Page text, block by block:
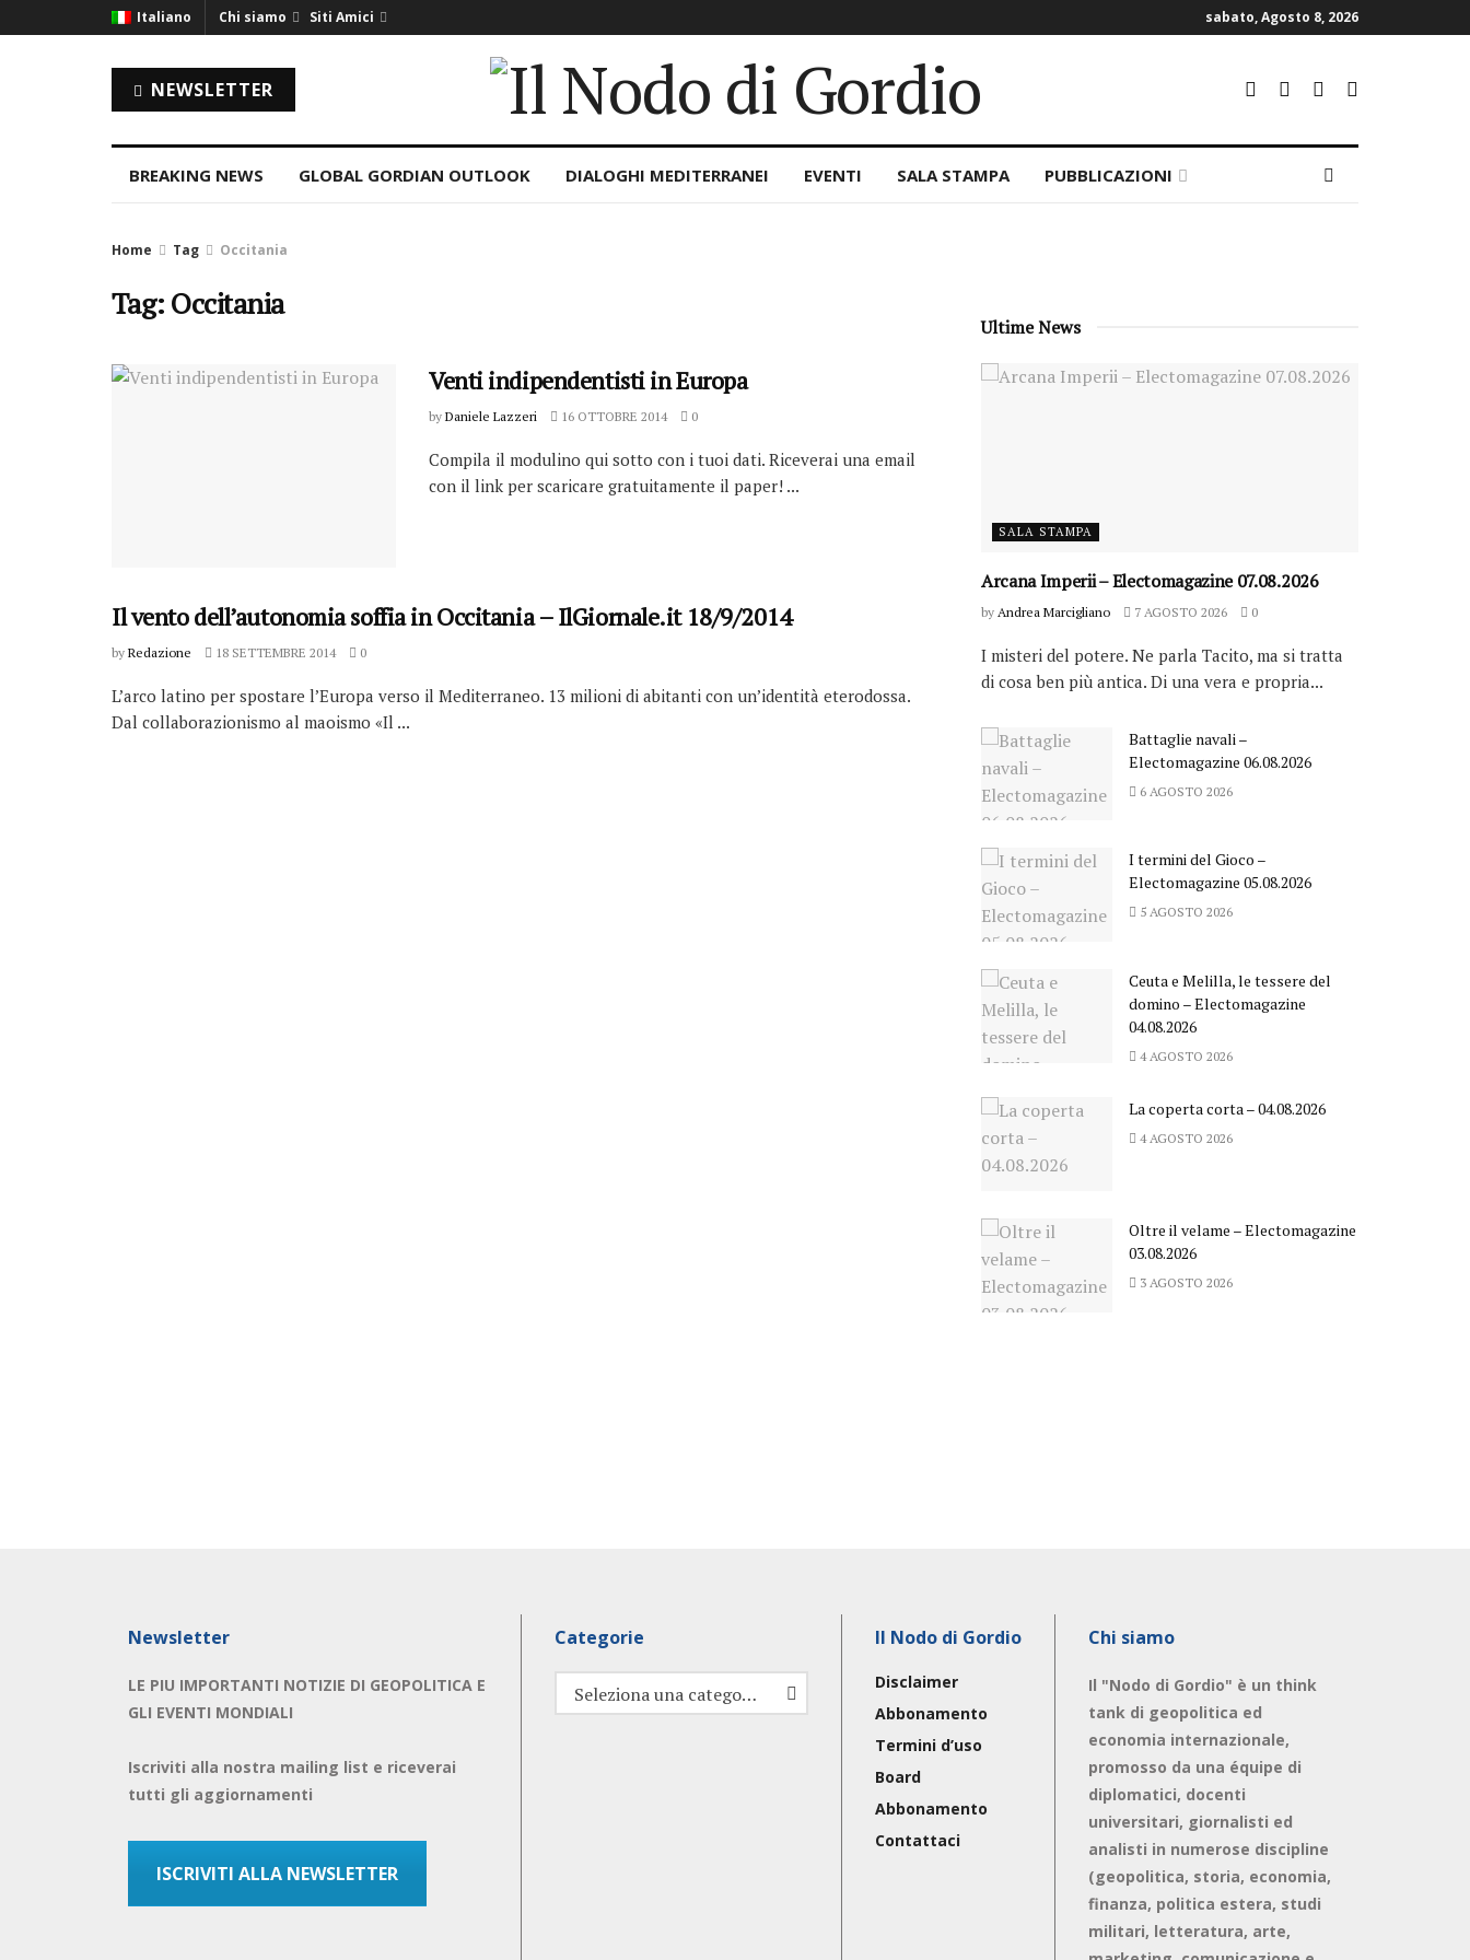
Italiano Chi siamo Siti Amici sabato, Agosto 8, 2026
NEWSLETTER
BREAKING NEWS GLOBAL GORDIAN OUTLOOK DIALOGHI MEDITERRANEI EVENTI SALA STAMPA PUBBLICAZIONI
Home Tag Occitania
Tag: Occitania
Venti indipendentisti in Europa
by Daniele Lazzeri 16 OTTOBRE 2014 0
Compila il modulino qui sotto con i tuoi dati. Riceverai una email
con il link per scaricare gratuitamente il paper! ...
Il vento dell’autonomia soffia in Occitania – IlGiornale.it 18/9/2014
by Redazione 18 SETTEMBRE 2014 0
L’arco latino per spostare l’Europa verso il Mediterraneo. 13 milioni di abitanti con un’identità eterodossa.
Dal collaborazionismo al maoismo «Il ...
Ultime News
SALA STAMPA
Arcana Imperii – Electomagazine 07.08.2026
by Andrea Marcigliano 7 AGOSTO 2026 0
I misteri del potere. Ne parla Tacito, ma si tratta
di cosa ben più antica. Di una vera e propria...
Battaglie navali –
Electomagazine 06.08.2026
6 AGOSTO 2026
I termini del Gioco –
Electomagazine 05.08.2026
5 AGOSTO 2026
Ceuta e Melilla, le tessere del
domino – Electomagazine
04.08.2026
4 AGOSTO 2026
La coperta corta – 04.08.2026
4 AGOSTO 2026
Oltre il velame – Electomagazine
03.08.2026
3 AGOSTO 2026
Newsletter
LE PIU IMPORTANTI NOTIZIE DI GEOPOLITICA E
GLI EVENTI MONDIALI
Iscriviti alla nostra mailing list e riceverai
tutti gli aggiornamenti
ISCRIVITI ALLA NEWSLETTER
Categorie
Categorie Seleziona una categoria
Il Nodo di Gordio
Disclaimer
Abbonamento
Termini d’uso
Board
Abbonamento
Contattaci
Chi siamo
Il "Nodo di Gordio" è un think
tank di geopolitica ed
economia internazionale,
promosso da una équipe di
diplomatici, docenti
universitari, giornalisti ed
analisti in numerose discipline
(geopolitica, storia, economia,
finanza, politica estera, studi
militari, letteratura, arte,